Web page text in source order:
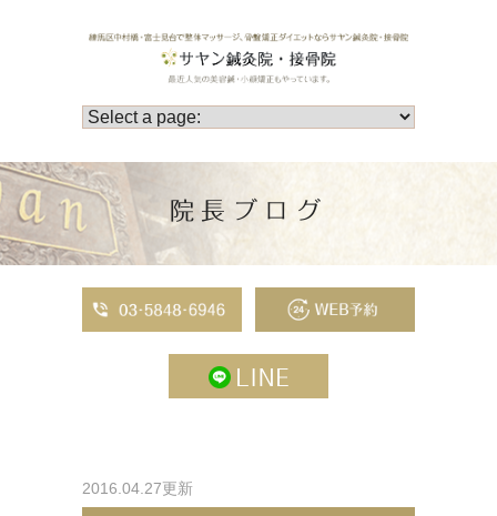
院長ブログ
2016.04.27更新